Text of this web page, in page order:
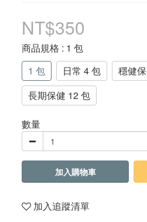
NT$350
商品規格 : 1 包
1 包
日常 4 包
穩健
長期保健 12 包
數量
加入購物車
加入追蹤清單